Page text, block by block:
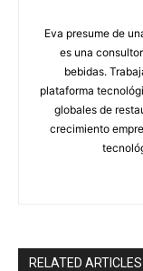
Eva presume de
es una
bebidas.
plataforma
globales de
crecimiento
RELATED ARTICLES